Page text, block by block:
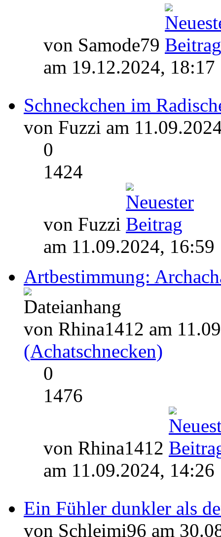
von Samode79
am 19.12.2024, 18:17
Schneckchen im
von Fuzzi am
0
1424
von Fuzzi
am 11.09.2024, 16:59
Artbestimmung:
von Rhina1412 am
(Achatschnecken)
0
1476
von Rhina1412
am 11.09.2024, 14:26
Ein Fühler dunkler als
von Schleimi96 am